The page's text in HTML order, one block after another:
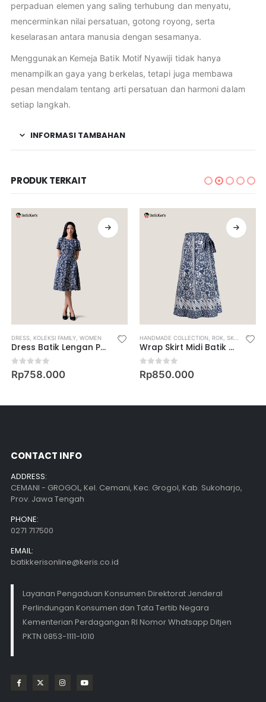
perpaduan elemen yang saling terhubung dan menyatu,
mencerminkan nilai persatuan, gotong royong, serta
keselarasan antara manusia dengan sesamanya.
Menggunakan Kemeja Batik Motif Nyawiji tidak hanya
menampilkan gaya yang berkelas, tetapi juga membawa
pesan mendalam tentang arti persatuan dan harmoni dalam
setiap langkah.
INFORMASI TAMBAHAN
PRODUK TERKAIT
DRESS, KOLEKSI FAMILY, WOMEN
Dress Batik Lengan Pendek Motif Keris Binar Dedaunan
0out of 5
Rp758.000
HANDMADE COLLECTION ROK, SKIRT
Wrap Skirt Midi Batik Motif Drik Cipto Roso Kombinasi Bunga
0out of 5
Rp850.000
CONTACT INFO
ADDRESS:
CEMANI - GROGOL, Kel. Cemani, Kec. Grogol, Kab. Sukoharjo,
Prov. Jawa Tengah
PHONE:
0271 717500
EMAIL:
batikkerisonline@keris.co.id
Layanan Pengaduan Konsumen Direktorat Jenderal
Perlindungan Konsumen dan Tata Tertib Negara
Kementerian Perdagangan RI Nomor Whatsapp Ditjen
PKTN 0853-1111-1010